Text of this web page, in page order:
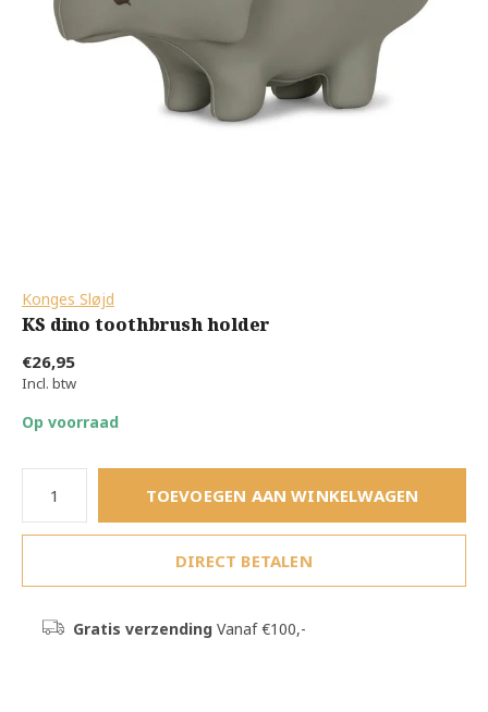
Konges Sløjd
KS dino toothbrush holder
€26,95
Incl. btw
Op voorraad
TOEVOEGEN AAN WINKELWAGEN
DIRECT BETALEN
Gratis verzendingVanaf €100,-